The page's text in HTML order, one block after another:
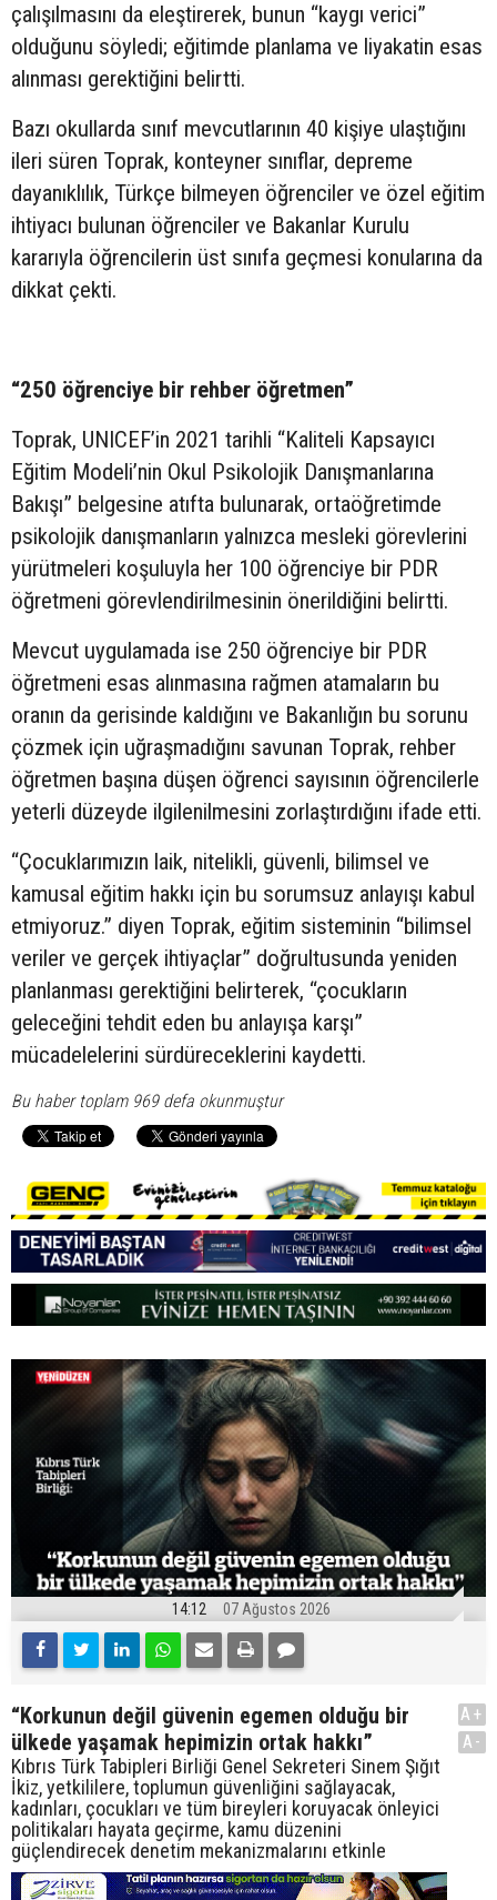
çalışılmasını da eleştirerek, bunun “kaygı verici”
olduğunu söyledi; eğitimde planlama ve liyakatin esas
alınması gerektiğini belirtti.
Bazı okullarda sınıf mevcutlarının 40 kişiye ulaştığını
ileri süren Toprak, konteyner sınıflar, depreme
dayanıklılık, Türkçe bilmeyen öğrenciler ve özel eğitim
ihtiyacı bulunan öğrenciler ve Bakanlar Kurulu
kararıyla öğrencilerin üst sınıfa geçmesi konularına da
dikkat çekti.
“250 öğrenciye bir rehber öğretmen”
Toprak, UNICEF’in 2021 tarihli “Kaliteli Kapsayıcı
Eğitim Modeli’nin Okul Psikolojik Danışmanlarına
Bakışı” belgesine atıfta bulunarak, ortaöğretimde
psikolojik danışmanların yalnızca mesleki görevlerini
yürütmeleri koşuluyla her 100 öğrenciye bir PDR
öğretmeni görevlendirilmesinin önerildiğini belirtti.
Mevcut uygulamada ise 250 öğrenciye bir PDR
öğretmeni esas alınmasına rağmen atamaların bu
oranın da gerisinde kaldığını ve Bakanlığın bu sorunu
çözmek için uğraşmadığını savunan Toprak, rehber
öğretmen başına düşen öğrenci sayısının öğrencilerle
yeterli düzeyde ilgilenilmesini zorlaştırdığını ifade etti.
“Çocuklarımızın laik, nitelikli, güvenli, bilimsel ve
kamusal eğitim hakkı için bu sorumsuz anlayışı kabul
etmiyoruz.” diyen Toprak, eğitim sisteminin “bilimsel
veriler ve gerçek ihtiyaçlar” doğrultusunda yeniden
planlanması gerektiğini belirterek, “çocukların
geleceğini tehdit eden bu anlayışa karşı”
mücadelelerini sürdüreceklerini kaydetti.
Bu haber toplam 969 defa okunmuştur
14:12 07 Ağustos 2026
“Korkunun değil güvenin egemen olduğu bir
ülkede yaşamak hepimizin ortak hakkı”
Kıbrıs Türk Tabipleri Birliği Genel Sekreteri Sinem Şığıt
İkiz, yetkililere, toplumun güvenliğini sağlayacak,
kadınları, çocukları ve tüm bireyleri koruyacak önleyici
politikaları hayata geçirme, kamu düzenini
güçlendirecek denetim mekanizmalarını etkinle
A+
A-